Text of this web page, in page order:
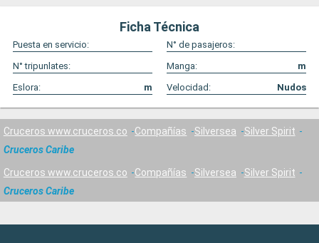
Ficha Técnica
Puesta en servicio:
N° de pasajeros:
N° tripunlates:
Manga:
m
Eslora:
m Velocidad: Nudos
Cruceros www.cruceros.co Compañías Silversea
Silver Spirit
Cruceros Caribe
Cruceros www.cruceros.co Compañías Silversea
Silver Spirit
Cruceros Caribe